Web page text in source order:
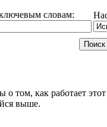
словам:
о том, как работает
выше.